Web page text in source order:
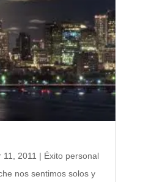
11, 2011 | Éxito personal
nos sentimos solos y